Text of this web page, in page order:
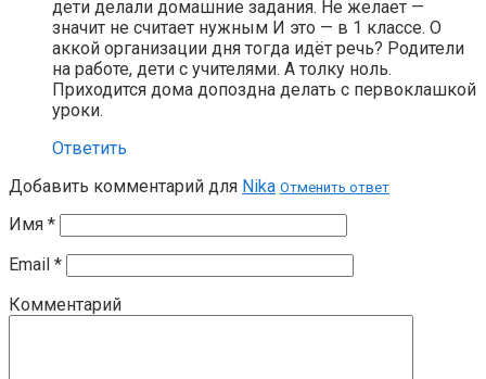
дети делали домашние задания. Не желает —
значит не считает нужным И это — в 1 классе. О
аккой организации дня тогда идёт речь? Родители
на работе, дети с учителями. А толку ноль.
Приходится дома допоздна делать с первоклашкой
уроки.
Ответить
Добавить комментарий для Nika Отменить ответ
Имя *
Email *
Комментарий